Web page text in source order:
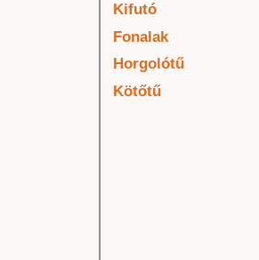
Kifutó
Fonalak
Horgolótű
Kötőtű